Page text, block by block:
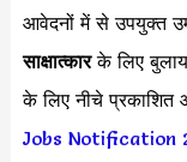
आवेदनों में से उपयुक्त
साक्षात्कारके लिए
के लिए नीचे प्रकाशित
Jobs Notification